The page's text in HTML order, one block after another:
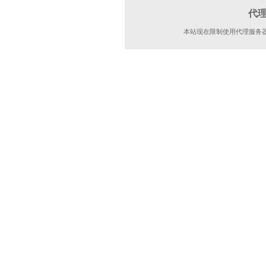
代
本站现在限制使用代理服务